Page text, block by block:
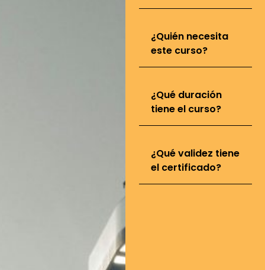
¿Quién necesita
este curso?
¿Qué duración
tiene el curso?
¿Qué validez tiene
el certificado?